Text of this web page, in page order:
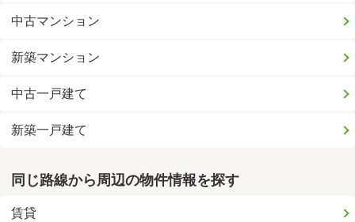
中古マンション
新築マンション
中古一戸建て
新築一戸建て
同じ路線から周辺の物件情報を探す
賃貸